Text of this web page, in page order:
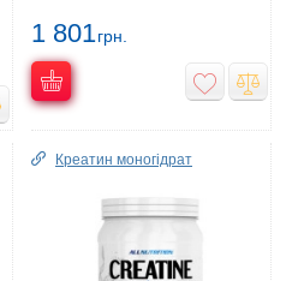
1 801грн.
Креатин моногідрат